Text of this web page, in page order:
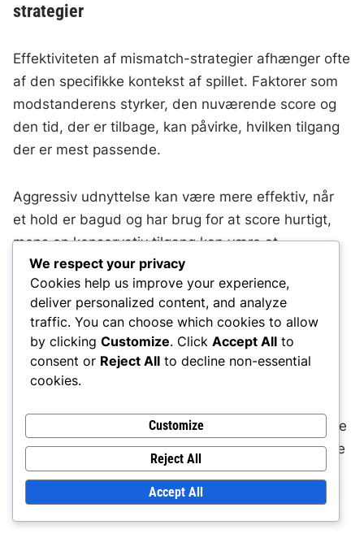
strategier
Effektiviteten af mismatch-strategier afhænger ofte
af den specifikke kontekst af spillet. Faktorer som
modstanderens styrker, den nuværende score og
den tid, der er tilbage, kan påvirke, hvilken tilgang
der er mest passende.
Aggressiv udnyttelse kan være mere effektiv, når
et hold er bagud og har brug for at score hurtigt,
mens en konservativ tilgang kan være at
foretrække, når man beskytter en føring sent
spillet. At forstå disse dynamikker giver holdene
mulighed for at tilpasse deres strategier i realtid.
Ultimativt kan en afbalanceret tilgang, der
inkorporerer elementer fra begge strategier, være
spilsituationen for at bestemme den mest effektive
måde at udnytte mismatch på, samtidig med at de
minimerer risici.
We respect your privacy
Cookies help us improve your experience,
deliver personalized content, and analyze
traffic. You can choose which cookies to allow
by clicking Customize. Click Accept All to
consent or Reject All to decline non-essential
cookies.
Customize
Reject All
Accept All